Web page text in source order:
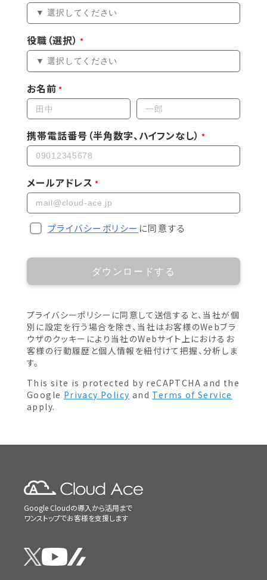
役職（選択）
お名前
携帯電話番号（半角数字、ハイフンなし）
メールアドレス
プライバシーポリシー に同意する
ダウンロードする
プライバシーポリシーに同意して送信すると、当社が個
別に設定を行う場合を除き、当社はお客様のWebブラ
ウザのクッキーにより当社のWebサイト上におけるお
客様の行動履歴と個人情報を紐付けて把握、分析しま
す。
This site is protected by reCAPTCHA and the
Google Privacy Policy and Terms of Service
apply.
Google Cloudの導入から活用まで
ワンストップでお客様を支援します